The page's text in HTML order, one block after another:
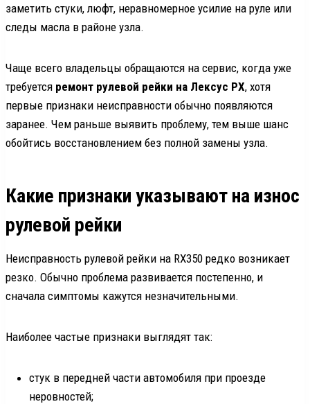
заметить стуки, люфт, неравномерное усилие на руле или
следы масла в районе узла.
Чаще всего владельцы обращаются на сервис, когда уже
требуется ремонт рулевой рейки на Лексус РХ, хотя
первые признаки неисправности обычно появляются
заранее. Чем раньше выявить проблему, тем выше шанс
обойтись восстановлением без полной замены узла.
Какие признаки указывают на износ
рулевой рейки
Неисправность рулевой рейки на RX350 редко возникает
резко. Обычно проблема развивается постепенно, и
сначала симптомы кажутся незначительными.
Наиболее частые признаки выглядят так:
стук в передней части автомобиля при проезде
неровностей;